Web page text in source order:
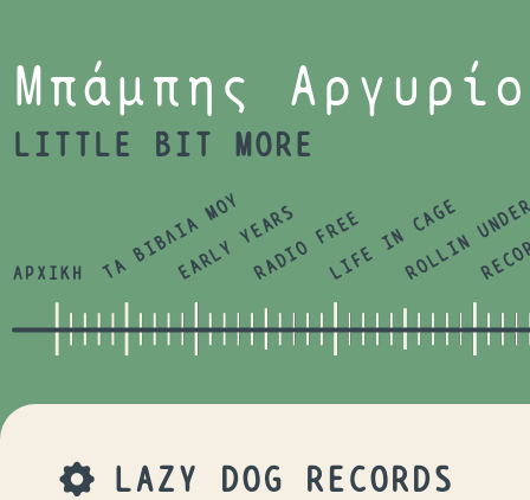
Μπάμπης
LITTLE BIT MORE
ΑΡΧΙΚΗ ΤΑ ΒΙΒΛΙΑ ΜΟΥ
EARLY YEARSRADIO FREELIFE IN CAGE
ROLLIN
LAZY DOG RECORDS